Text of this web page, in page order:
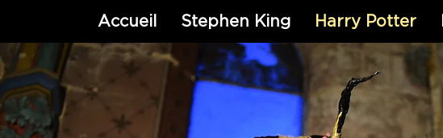
Accueil Stephen King Harry Potter